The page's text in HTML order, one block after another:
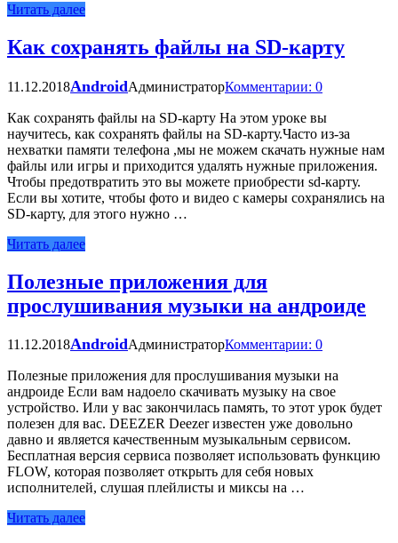
Читать далее
Как сохранять файлы на SD-карту
11.12.2018AndroidАдминистраторКомментарии: 0
Как сохранять файлы на SD-карту На этом уроке вы
научитесь, как сохранять файлы на SD-карту.Часто из-за
нехватки памяти телефона ,мы не можем скачать нужные нам
файлы или игры и приходится удалять нужные приложения.
Чтобы предотвратить это вы можете приобрести sd-карту.
Если вы хотите, чтобы фото и видео с камеры сохранялись на
SD-карту, для этого нужно …
Читать далее
Полезные приложения для
прослушивания музыки на андроиде
11.12.2018AndroidАдминистраторКомментарии: 0
Полезные приложения для прослушивания музыки на
андроиде Если вам надоело скачивать музыку на свое
устройство. Или у вас закончилась память, то этот урок будет
полезен для вас. DEEZER Deezer известен уже довольно
давно и является качественным музыкальным сервисом.
Бесплатная версия сервиса позволяет использовать функцию
FLOW, которая позволяет открыть для себя новых
исполнителей, слушая плейлисты и миксы на …
Читать далее